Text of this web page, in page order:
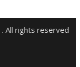
. All rights reserved